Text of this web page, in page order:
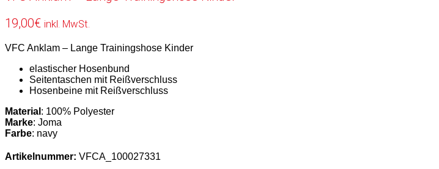
19,00€ inkl. MwSt.
VFC Anklam – Lange Trainingshose Kinder
elastischer Hosenbund
Seitentaschen mit Reißverschluss
Hosenbeine mit Reißverschluss
Material : 100% Polyester
Marke: Joma
Farbe: navy
Artikelnummer: VFCA_100027331